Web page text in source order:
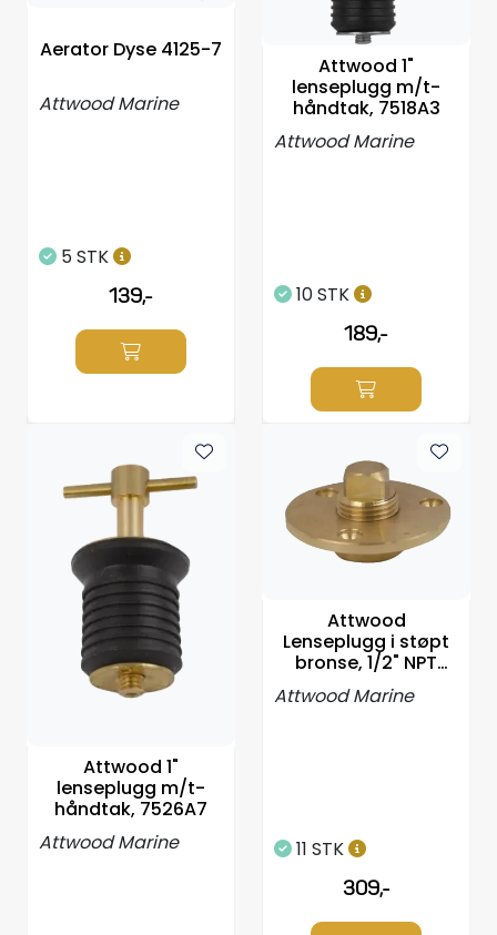
Aerator Dyse 4125-7
Attwood Marine
5 STK
139,-
Attwood 1"
lenseplugg m/t-
håndtak, 7518A3
Attwood Marine
10 STK
189,-
Attwood 1"
lenseplugg m/t-
håndtak, 7526A7
Attwood Marine
Attwood
Lenseplugg i støpt
bronse, 1/2" NPT
gjenger
Attwood Marine
11 STK
309,-
Servicesett
Styring/kontroll
Motordelsvelger/SONAR
Hydraulisk styring
Motordeler
Propeller
Servicesett